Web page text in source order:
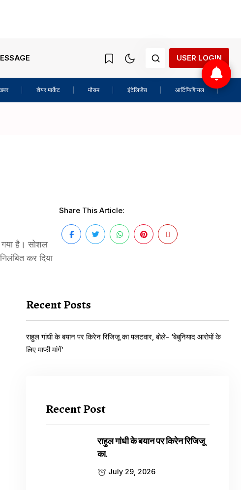
USER LOGIN
शेयर मार्केट मौसम इंटेलिजेंस आर्टिफिशियल
गया है। सोशल
कर दिया
Share This Article:
Recent Posts
राहुल गांधी के बयान पर किरेन रिजिजू का पलटवार, बोले- ‘बेबुनियाद आरोपों के
लिए माफी मांगें’
Recent Post
राहुल गांधी के बयान पर किरेन रिजिजू
का.
July 29, 2026